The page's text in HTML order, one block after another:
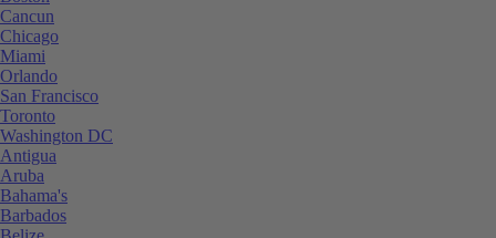
Cancun
Chicago
Miami
Orlando
San Francisco
Toronto
Washington DC
Antigua
Aruba
Bahama's
Barbados